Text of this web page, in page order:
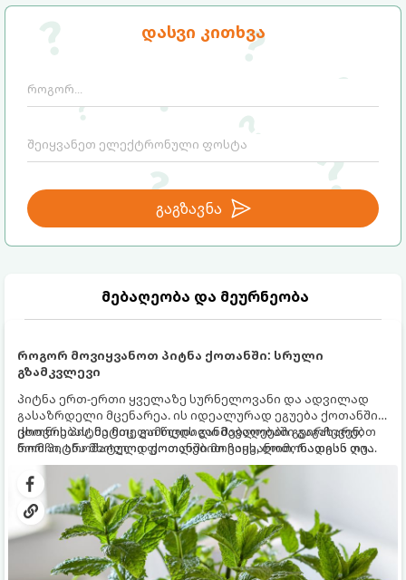
დასვი კითხვა
გაგზავნა
მებაღეობა და მეურნეობა
როგორ მოვიყვანოთ პიტნა ქოთანში: სრული
გზამკვლევი
პიტნა ერთ-ერთი ყველაზე სურნელოვანი და ადვილად
გასაზრდელი მცენარეა. ის იდეალურად ეგუება ქოთანში
ცხოვრებას, მეტიც, გამოცდილი მებაღეები გვირჩევენ,
რომ პიტნა მხოლოდ ქოთანში მოვიყვანოთ, რადგან ღია
გრუნტში (ბაღში) დარგვისას ის ფესვებით ძალიან
სწრაფად ვრცელდება და სხვა მცენარეებს ავიწროებს.
ქოთნის პიტნა მთელი წლის განმავლობაში გაგახარებთ
ნორჩი, არომატული ფოთლებით ჩაის, ლიმონათისა თუ
კერძებისთვის.